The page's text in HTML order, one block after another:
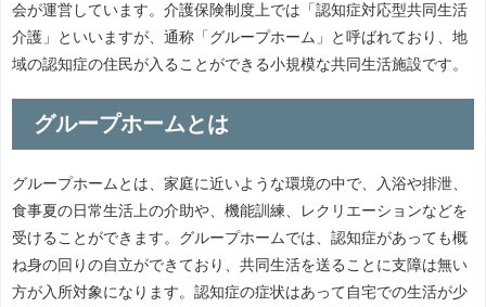
会が運営しています。介護保険制度上では「認知症対応型共同生活
介護」といいますが、通称「グループホーム」と呼ばれており、地
域の認知症の住民が入ることができる小規模な共同生活施設です。
グループホームとは
グループホームとは、家庭に近いような環境の中で、入浴や排泄、
食事夏の日常生活上の介助や、機能訓練、レクリエーションなどを
受けることができます。グループホームでは、認知症があっても概
ね身の回りの自立ができており、共同生活を送ることに支障は無い
方が入所対象になります。認知症の症状はあって自宅での生活が少